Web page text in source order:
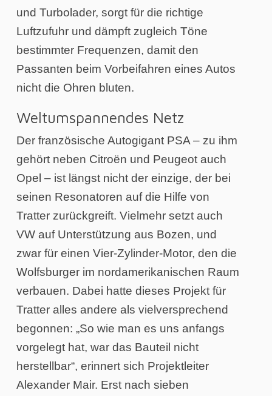
und Turbolader, sorgt für die richtige
Luftzufuhr und dämpft zugleich Töne
bestimmter Frequenzen, damit den
Passanten beim Vorbeifahren eines Autos
nicht die Ohren bluten.
Weltumspannendes Netz
Der französische Autogigant PSA – zu ihm
gehört neben Citroën und Peugeot auch
Opel – ist längst nicht der einzige, der bei
seinen Resonatoren auf die Hilfe von
Tratter zurückgreift. Vielmehr setzt auch
VW auf Unterstützung aus Bozen, und
zwar für einen Vier-Zylinder-Motor, den die
Wolfsburger im nordamerikanischen Raum
verbauen. Dabei hatte dieses Projekt für
Tratter alles andere als vielversprechend
begonnen: „So wie man es uns anfangs
vorgelegt hat, war das Bauteil nicht
herstellbar“, erinnert sich Projektleiter
Alexander Mair. Erst nach sieben